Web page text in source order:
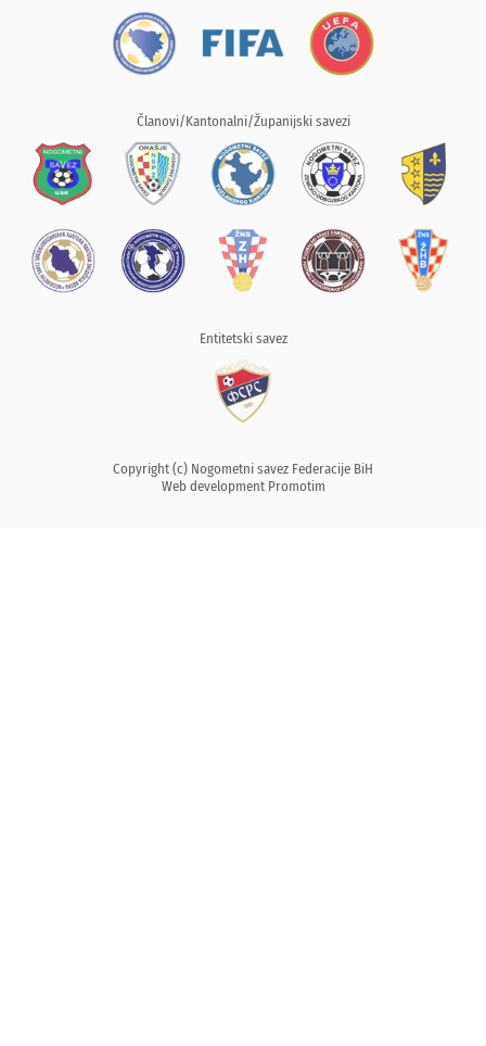
Članovi/Kantonalni/Županijski savezi
Entitetski savez
Copyright (c) Nogometni savez Federacije BiH
Web development Promotim